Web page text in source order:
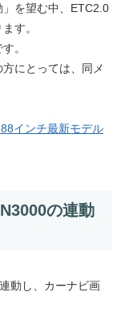
を望む中、ETC2.0
す。
。
にとっては、同メ
インチ最新モデル
の連動
動し、カーナビ画